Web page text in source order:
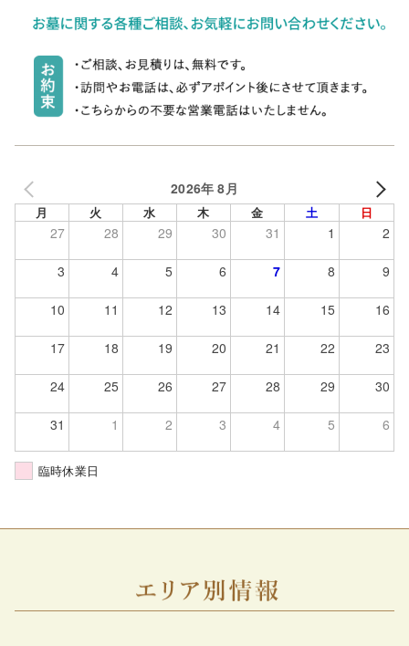
2026年 8月
月 火 水 木 金 土 日
27 28 29 30 31 1 2
3 4 5 6 7 8 9
10 11 12 13 14 15 16
17 18 19 20 21 22 23
24 25 26 27 28 29 30
31 1 2 3 4 5 6
臨時休業日